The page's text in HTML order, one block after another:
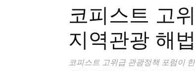
코피스트 고
지역관광 해
코피스트 고위급 관광정책 포럼이